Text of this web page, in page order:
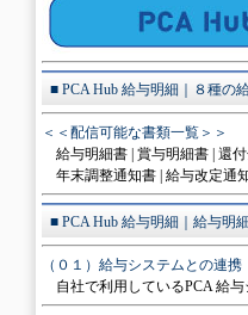
■ PCA Hub 給与明細｜８種の
＜＜配信可能な書類一覧＞＞
給与明細書 | 賞与明細書 | 還
年末調整通知書 | 給与改定通
■ PCA Hub 給与明細｜給与明
（０１）給与システムとの連携
自社で利用しているPCA 給与